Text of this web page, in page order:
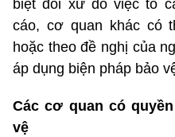
biệt đối xử do việc tố
cáo, cơ quan khác có
hoặc theo đề nghị của
áp dụng biện pháp bảo
Các cơ quan có
vệ